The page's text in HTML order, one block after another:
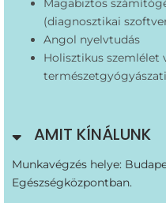
Magabiztos
(diagnosztikai
Angol nyelvtudás
Holisztikus
AMIT KÍNÁLUNK
Munkavégzés helye:
Egészségközpontban.